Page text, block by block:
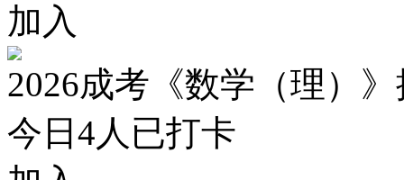
加入
2026成考《数学（理）
今日 4人已打卡